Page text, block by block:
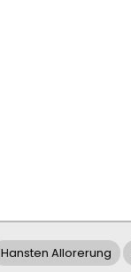
Hansten Allorerung